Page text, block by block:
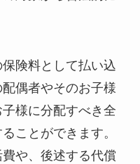
険料として払い込
偶者やそのお子様
様に分配すべき全
ことができます。
や、後述する代償